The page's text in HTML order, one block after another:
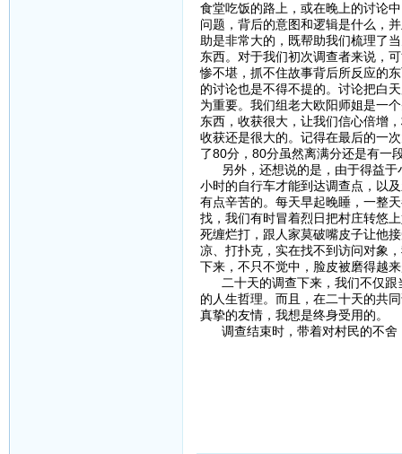
食堂吃饭的路上，或在晚上的讨论
问题，背后的意图和逻辑是什么，
助是非常大的，既帮助我们梳理了
东西。对于我们初次调查者来说，
惨不堪，抓不住故事背后所反应的
的讨论也是不得不提的。讨论把白
为重要。我们组老大欧阳师姐是一
东西，收获很大，让我们信心倍增
收获还是很大的。记得在最后的一
了80分，80分虽然离满分还是有一
另外，还想说的是，由于得益于
小时的自行车才能到达调查点，以
有点辛苦的。每天早起晚睡，一整
找，我们有时冒着烈日把村庄转悠
死缠烂打，跟人家莫破嘴皮子让他
凉、打扑克，实在找不到访问对象
下来，不只不觉中，脸皮被磨得越
二十天的调查下来，我们不仅跟
的人生哲理。而且，在二十天的共
真挚的友情，我想是终身受用的。
调查结束时，带着对村民的不舍